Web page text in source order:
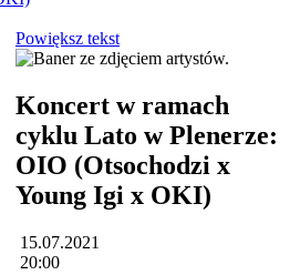
Powiększ tekst
Koncert w ramach
cyklu Lato w Plenerze:
OIO (Otsochodzi x
Young Igi x OKI)
15.07.2021
20:00